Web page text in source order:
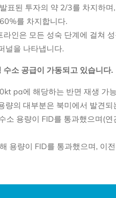
표된 투자의 약 2/3를 차지하
를 차지합니다.
라인은 모든 성숙 단계에 걸쳐
널을 나타냅니다.
소 공급이 가동되고 있습니다.
pa에 해당하는 반면 재생
량의 대부분은 북미에서 발견
소 용량이 FID를 통과했으며(
용량이 FID를 통과했으며, 이